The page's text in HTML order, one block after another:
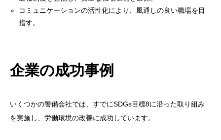
コミュニケーションの活性化により、風通しの良い職場を目
指す。
企業の成功事例
いくつかの警備会社では、すでにSDGs目標8に沿った取り組み
を実施し、労働環境の改善に成功しています。